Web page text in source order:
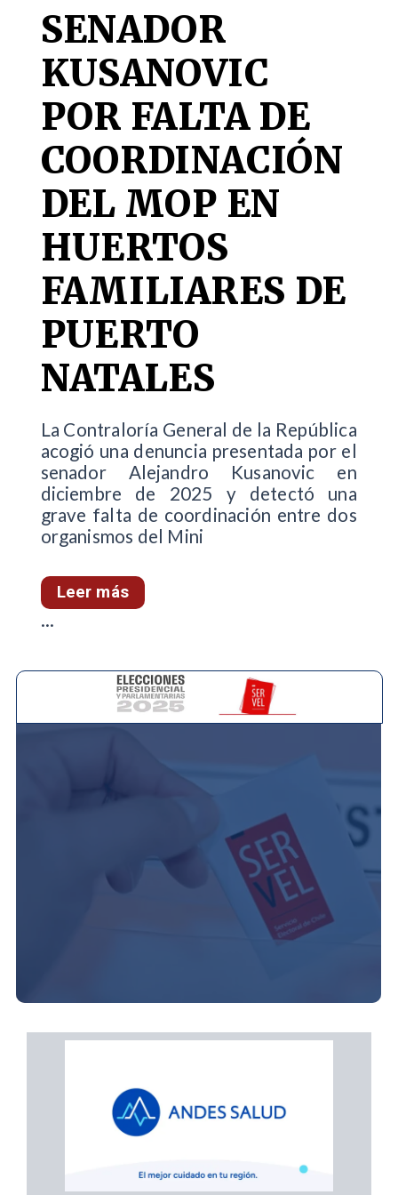
SENADOR
KUSANOVIC
POR FALTA DE
COORDINACIÓN
DEL MOP EN
HUERTOS
FAMILIARES DE
PUERTO
NATALES
La Contraloría General de la República
acogió una denuncia presentada por el
senador Alejandro Kusanovic en
diciembre de 2025 y detectó una
grave falta de coordinación entre dos
organismos del Mini
Leer más
...